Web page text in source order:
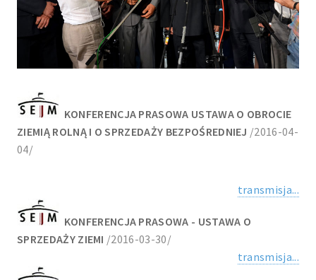
KONFERENCJA PRASOWA USTAWA O OBROCIE
ZIEMIĄ ROLNĄ I O SPRZEDAŻY BEZPOŚREDNIEJ /2016-04-
04/
transmisja...
KONFERENCJA PRASOWA - USTAWA O
SPRZEDAŻY ZIEMI /2016-03-30/
transmisja...